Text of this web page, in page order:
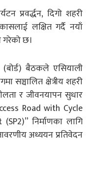
प्रवर्द्धन, दिगो शहरी
लक्षित गर्दै नयाँ
गरेको छ।
बैठकले एसियाली
सञ्चालित क्षेत्रीय शहरी
र जीवनयापन सुधार
Road with Cycle
निर्माणका लागि
अध्ययन प्रतिवेदन